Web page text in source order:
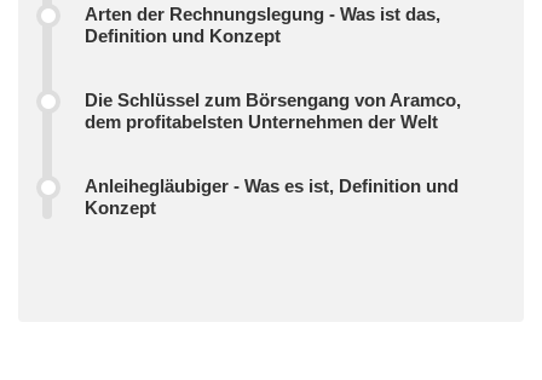
Arten der Rechnungslegung - Was ist das,
Definition und Konzept
Die Schlüssel zum Börsengang von Aramco,
dem profitabelsten Unternehmen der Welt
Anleihegläubiger - Was es ist, Definition und
Konzept